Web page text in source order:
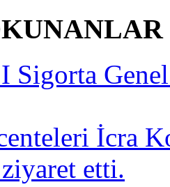
Sigorta
İcra
etti.